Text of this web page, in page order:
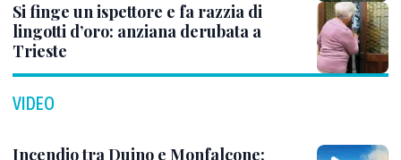
Si finge un ispettore e fa razzia di
lingotti d’oro: anziana derubata a
Trieste
VIDEO
Incendio tra Duino e Monfalcone: